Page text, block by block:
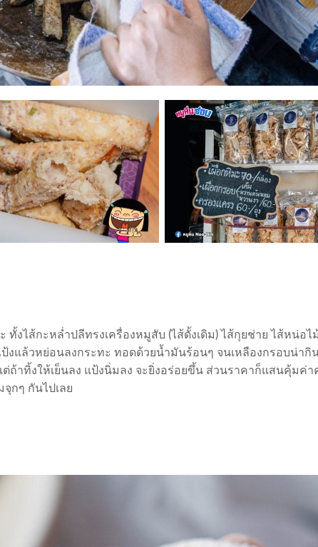
งไส้กะหล่ำปลีทรงเครื่องหมูสับ (ไส้ดั้งเดิม) ไส้กุยช่าย ไส้หน่อไ
แล้วหย่อนลงกระทะ ทอดด้วยน้ำมันร้อนๆ จนเหลืองกรอบน่ากิ
ถ้าทิ้งให้เย็นลง แป้งนิ่มลง จะยิ่งอร่อยขึ้น ส่วนราคาก็แสนคุ้มค่า
กๆ กันไปเลย